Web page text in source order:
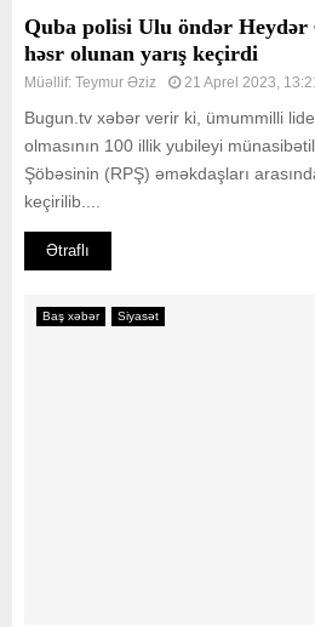
Quba polisi Ulu öndər
həsr olunan yarış keçirdi
Müəllif: Teymur Əziz 21 Aprel 2023,
Bugun.tv xəbər verir ki, ümummilli
olmasının 100 illik yubileyi
Şöbəsinin (RPŞ) əməkdaşları
keçirilib....
Ətraflı
Baş xəbər Siyasət